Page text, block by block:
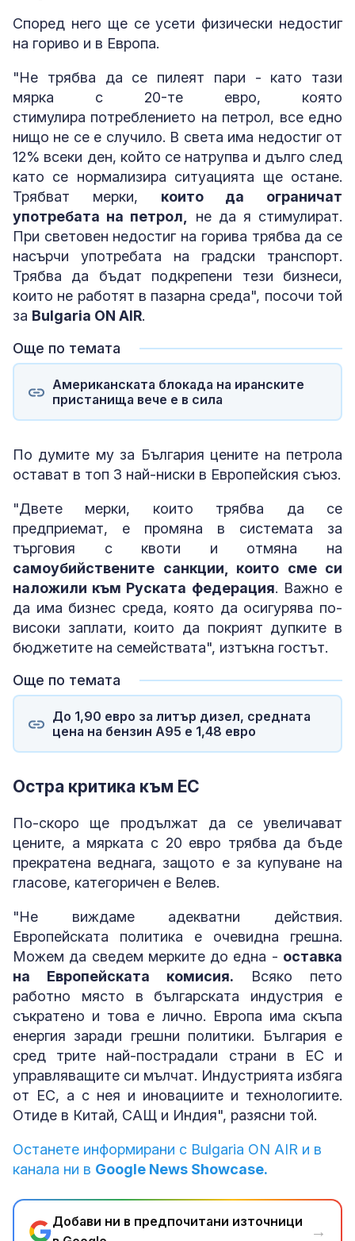
Според него ще се усети физически недостиг
на гориво и в Европа.
"Не трябва да се пилеят пари - като тази
мярка с 20-те евро, която
стимулира потреблението на петрол, все едно
нищо не се е случило. В света има недостиг от
12% всеки ден, който се натрупва и дълго след
като се нормализира ситуацията ще остане.
Трябват мерки, които да ограничат
употребата на петрол, не да я стимулират.
При световен недостиг на горива трябва да се
насърчи употребата на градски транспорт.
Трябва да бъдат подкрепени тези бизнеси,
които не работят в пазарна среда", посочи той
за Bulgaria ON AIR.
Още по темата
Американската блокада на иранските
пристанища вече е в сила
По думите му за България цените на петрола
остават в топ 3 най-ниски в Европейския съюз.
"Двете мерки, които трябва да се
предприемат, е промяна в системата за
търговия с квоти и отмяна на
самоубийствените санкции, които сме си
наложили към Руската федерация. Важно е
да има бизнес среда, която да осигурява по-
високи заплати, които да покрият дупките в
бюджетите на семействата", изтъкна гостът.
Още по темата
До 1,90 евро за литър дизел, средната
цена на бензин А95 е 1,48 евро
Остра критика към ЕС
По-скоро ще продължат да се увеличават
цените, а мярката с 20 евро трябва да бъде
прекратена веднага, защото е за купуване на
гласове, категоричен е Велев.
"Не виждаме адекватни действия.
Европейската политика е очевидна грешна.
Можем да сведем мерките до една - оставка
на Европейската комисия. Всяко пето
работно място в българската индустрия е
съкратено и това е лично. Европа има скъпа
енергия заради грешни политики. България е
сред трите най-пострадали страни в ЕС и
управляващите си мълчат. Индустрията избяга
от ЕС, а с нея и иновациите и технологиите.
Отиде в Китай, САЩ и Индия", разясни той.
Останете информирани с Bulgaria ON AIR и в
канала ни в Google News Showcase.
Добави ни в предпочитани източници
→